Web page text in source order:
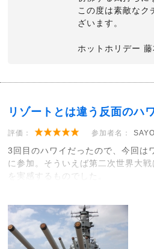
この度は素敵なク
ざいます。
ホットホリデー
リゾートとは違う反面のハ
評価： 参加者名：
3回目のハワイだったので、今回は
に参加。そういえば第二次世界大
を実感するものでした。